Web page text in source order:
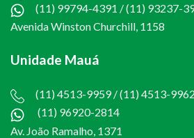
(11) 99794-4391 /(11) 93237-
Avenida Winston Churchill, 1158
Unidade Mauá
(11) 4513-9959 / (11) 4513-9962
(11) 96920-2814
Av. João Ramalho, 1371